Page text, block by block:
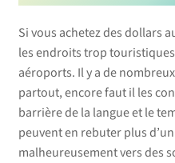
Si vous achetez des dollars
les endroits trop
aéroports. Il y a de
partout, encore faut il les
barrière de la langue et le
peuvent en rebuter plus
malheureusement vers des